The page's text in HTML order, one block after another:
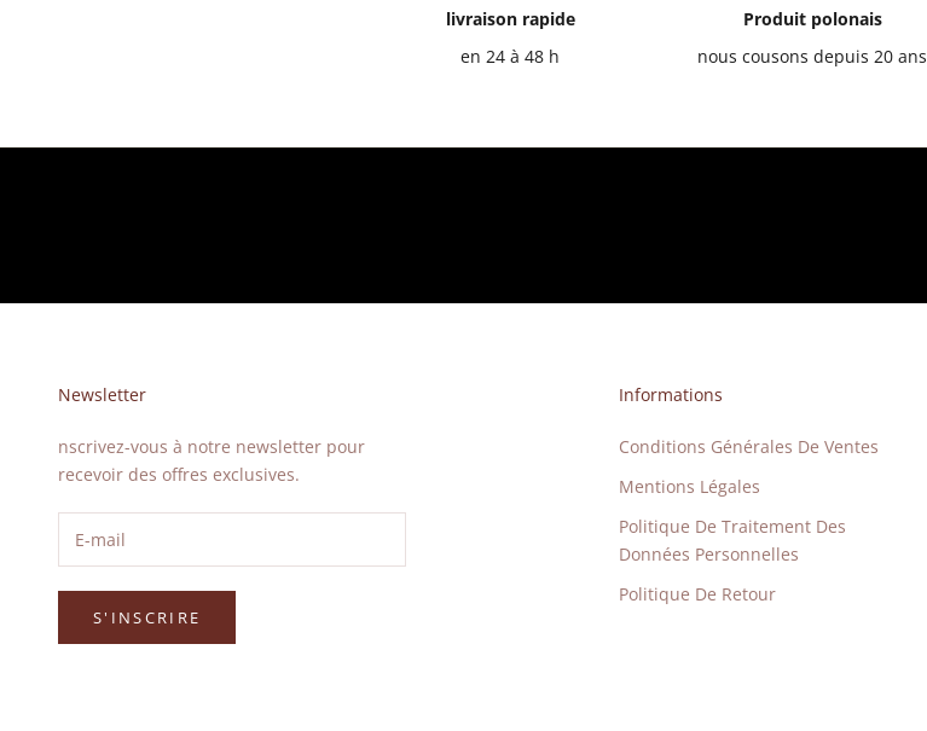
livraison rapide
en 24 à 48 h
Produit polonais
nous cousons depuis 20 ans
Newsletter
nscrivez-vous à notre newsletter pour
recevoir des offres exclusives.
S'INSCRIRE
Informations
Conditions Générales De Ventes
Mentions Légales
Politique De Traitement Des
Données Personnelles
Politique De Retour